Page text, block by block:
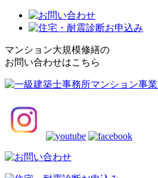
マンション大規模修繕の
お問い合わせはこちら